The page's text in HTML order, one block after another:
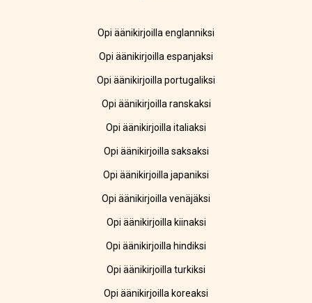
Opi äänikirjoilla englanniksi
Opi äänikirjoilla espanjaksi
Opi äänikirjoilla portugaliksi
Opi äänikirjoilla ranskaksi
Opi äänikirjoilla italiaksi
Opi äänikirjoilla saksaksi
Opi äänikirjoilla japaniksi
Opi äänikirjoilla venäjäksi
Opi äänikirjoilla kiinaksi
Opi äänikirjoilla hindiksi
Opi äänikirjoilla turkiksi
Opi äänikirjoilla koreaksi